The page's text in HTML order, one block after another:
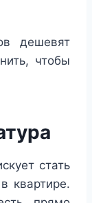
дешевят
чтобы
стать
квартире.